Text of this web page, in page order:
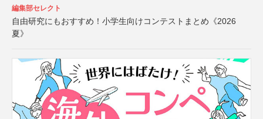
編集部セレクト
自由研究にもおすすめ！小学生向けコンテストまとめ《2026
夏》